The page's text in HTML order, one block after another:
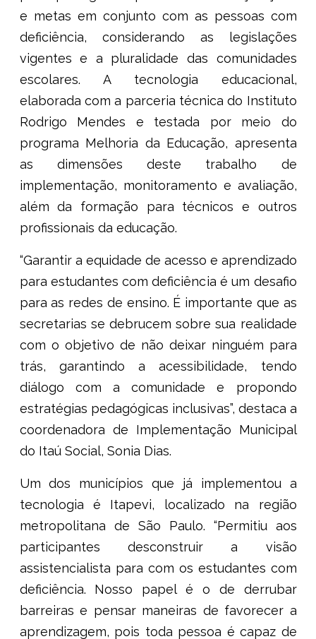
e metas em conjunto com as pessoas com
deficiência, considerando as legislações
vigentes e a pluralidade das comunidades
escolares. A tecnologia educacional,
elaborada com a parceria técnica do Instituto
Rodrigo Mendes e testada por meio do
programa Melhoria da Educação, apresenta
as dimensões deste trabalho de
implementação, monitoramento e avaliação,
além da formação para técnicos e outros
profissionais da educação.
“Garantir a equidade de acesso e aprendizado
para estudantes com deficiência é um desafio
para as redes de ensino. É importante que as
secretarias se debrucem sobre sua realidade
com o objetivo de não deixar ninguém para
trás, garantindo a acessibilidade, tendo
diálogo com a comunidade e propondo
estratégias pedagógicas inclusivas”, destaca a
coordenadora de Implementação Municipal
do Itaú Social, Sonia Dias.
Um dos municípios que já implementou a
tecnologia é Itapevi, localizado na região
metropolitana de São Paulo. “Permitiu aos
participantes desconstruir a visão
assistencialista para com os estudantes com
deficiência. Nosso papel é o de derrubar
barreiras e pensar maneiras de favorecer a
aprendizagem, pois toda pessoa é capaz de